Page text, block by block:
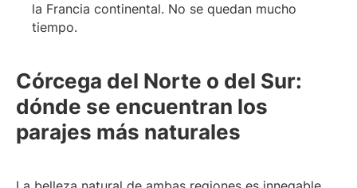
la Francia continental. No se quedan mucho
tiempo.
Córcega del Norte o del Sur:
dónde se encuentran los
parajes más naturales